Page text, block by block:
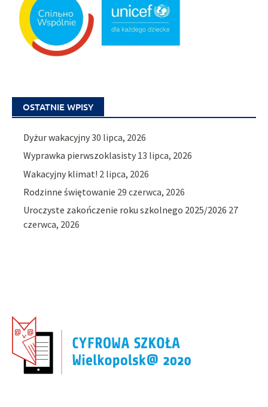
OSTATNIE WPISY
Dyżur wakacyjny30 lipca, 2026
Wyprawka pierwszoklasisty 13 lipca, 2026
Wakacyjny klimat! 2 lipca, 2026
Rodzinne świętowanie 29 czerwca, 2026
Uroczyste zakończenie roku szkolnego 2025/2026 27
czerwca, 2026